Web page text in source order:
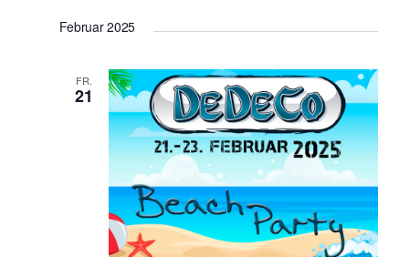
o
n
t
n
-
N
v
i
g
Februar 2025
FR.
21